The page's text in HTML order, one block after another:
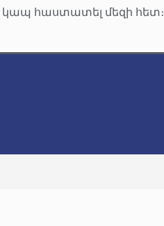
կապ հաստատել մեզի հետ։